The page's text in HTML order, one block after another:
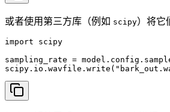
或者使用第三方库（例如 scipy）将它
import scipy
sampling_rate =